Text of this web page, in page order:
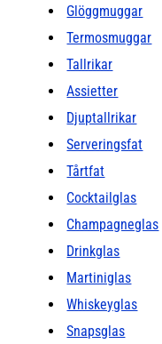
Glöggmuggar
Termosmuggar
Tallrikar
Assietter
Djuptallrikar
Serveringsfat
Tårtfat
Cocktailglas
Champagneglas
Drinkglas
Martiniglas
Whiskeyglas
Snapsglas